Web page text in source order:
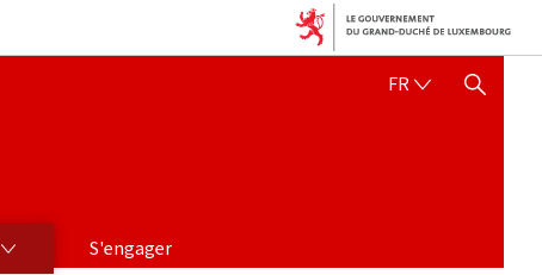
FRFRANÇAIS
AFFICHER / MASQUER
S'engager